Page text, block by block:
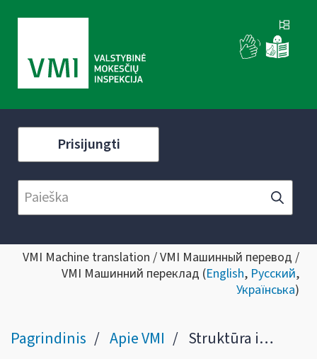
Prisijungti
VMI Machine translation / VMI Машинный перевод /
VMI Машинний переклад (English, Русский,
Українська)
Pagrindinis Apie VMI Struktūra ir kontaktinė informacija